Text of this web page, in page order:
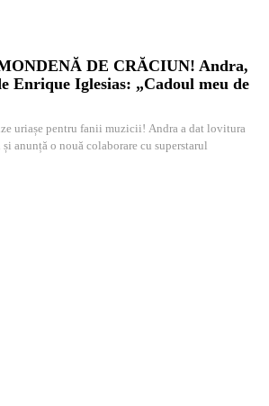
DE CRĂCIUN! Andra,
Enrique Iglesias: „Cadoul meu de
uriașe pentru fanii muzicii! Andra a dat lovitura
anunță o nouă colaborare cu superstarul